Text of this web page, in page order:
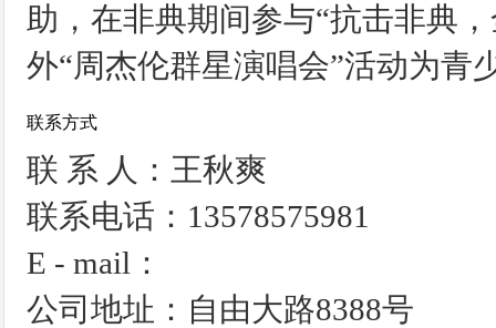
助，在非典期间参与“抗击非典
外“周杰伦群星演唱会”活动为青
联系方式
联 系 人：王秋爽
联系电话：13578575981
E - mail：
公司地址：自由大路8388号